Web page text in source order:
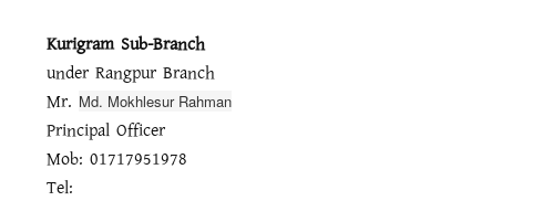
Kurigram Sub-Branch
under Rangpur Branch
Mr. Md. Mokhlesur Rahman
Principal Officer
Mob: 01717951978
Tel: